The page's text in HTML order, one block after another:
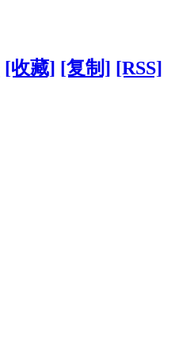
[收藏] [复制] [RSS]